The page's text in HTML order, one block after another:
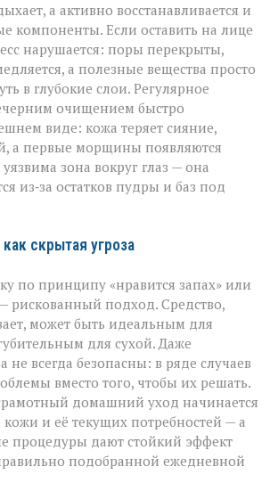
а активно восстанавливается и
компоненты. Если оставить на лице
нарушается: поры перекрыты,
а полезные вещества просто
в глубокие слои. Регулярное
очищением быстро
виде: кожа теряет сияние,
а первые морщины появляются
зона вокруг глаз — она
из‑за остатков пудры и баз под
скрытая угроза
по принципу «нравится запах» или
рискованный подход. Средство,
может быть идеальным для
для сухой. Даже
не всегда безопасны: в ряде случаев
вместо того, чтобы их решать.
домашний уход начинается
и её текущих потребностей — а
процедуры дают стойкий эффект
подобранной ежедневной